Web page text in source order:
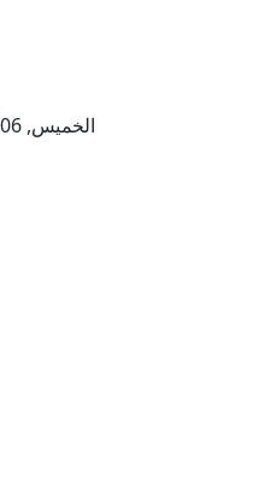
الخميس, 06 أغسطس 2026 – 23 صفر 1448 هـ